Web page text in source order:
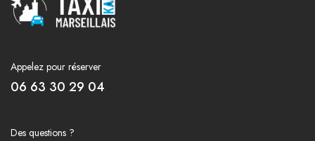
Appelez pour réserver
06 63 30 29 04
Des questions ?